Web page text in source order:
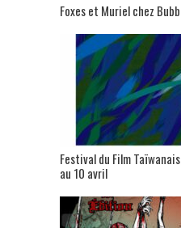
Foxes et Muriel chez
Festival du Film
au 10 avril